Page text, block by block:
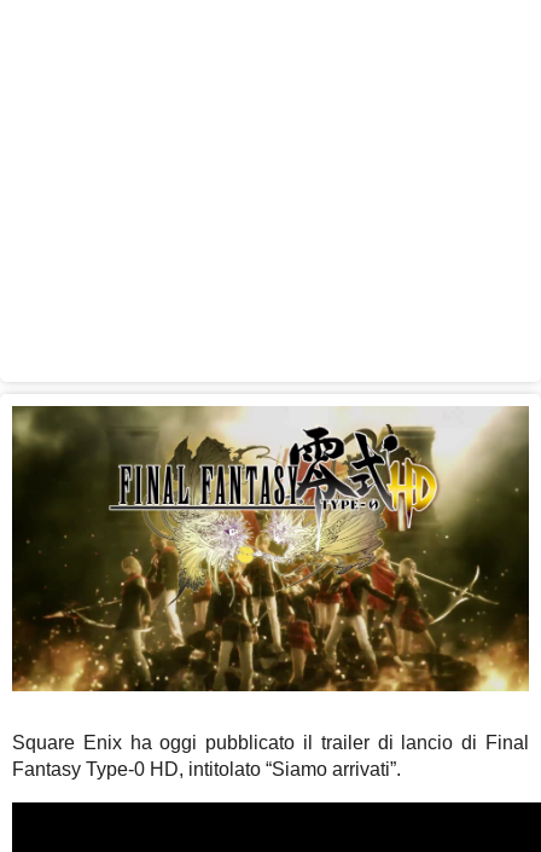
Square Enix ha oggi pubblicato il trailer di lancio di Final
Fantasy Type-0 HD, intitolato “Siamo arrivati”.